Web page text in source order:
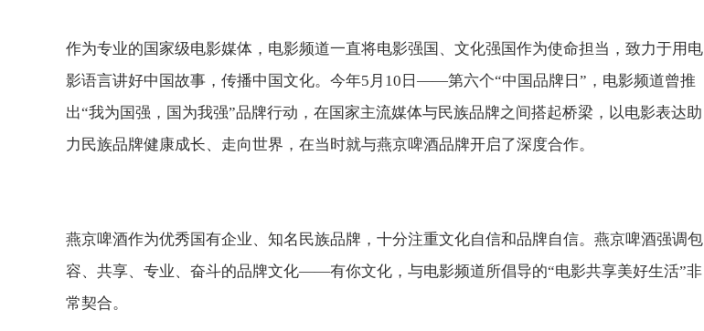
作为专业的国家级电影媒体，电影频道一直将电影强国、文化强国作为使命担当，致力于用电
影语言讲好中国故事，传播中国文化。今年5月10日——第六个“中国品牌日”，电影频道曾推
出“我为国强，国为我强”品牌行动，在国家主流媒体与民族品牌之间搭起桥梁，以电影表达助
力民族品牌健康成长、走向世界，在当时就与燕京啤酒品牌开启了深度合作。
燕京啤酒作为优秀国有企业、知名民族品牌，十分注重文化自信和品牌自信。燕京啤酒强调包
容、共享、专业、奋斗的品牌文化——有你文化，与电影频道所倡导的“电影共享美好生活”非
常契合。